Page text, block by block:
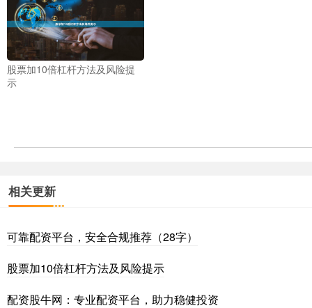
股票加10倍杠杆方法及风险提
示
相关更新
可靠配资平台，安全合规推荐（28字）
股票加10倍杠杆方法及风险提示
配资股牛网：专业配资平台，助力稳健投资